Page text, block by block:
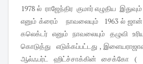
1978 ல் ராஜேந்திர குமார் எழுதிய
எனும் க்ரைம் நாவலையும் 1963 ல்
கலெக்டர் எனும் நாவலையும் தழுவி
கொடுத்து எடுக்கப்பட்டது ,
ஆல்ஃபர்ட் ஹிட்ச்சாக்கின் சைக்கோ (